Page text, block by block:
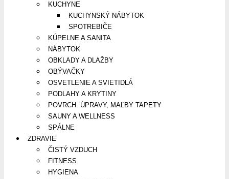
KUCHYNE
KUCHYNSKÝ NÁBYTOK
SPOTREBIČE
KÚPELNE A SANITA
NÁBYTOK
OBKLADY A DLAŽBY
OBÝVAČKY
OSVETLENIE A SVIETIDLÁ
PODLAHY A KRYTINY
POVRCH. ÚPRAVY, MAĽBY TAPETY
SAUNY A WELLNESS
SPÁLNE
ZDRAVIE
ČISTÝ VZDUCH
FITNESS
HYGIENA